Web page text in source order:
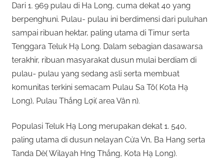
Dari 1. 969 pulau di Ha Long, cuma dekat 40 yang
berpenghuni. Pulau- pulau ini berdimensi dari puluhan
sampai ribuan hektar, paling utama di Timur serta
Tenggara Teluk Hạ Long. Dalam sebagian dasawarsa
terakhir, ribuan masyarakat dusun mulai berdiam di
pulau- pulau yang sedang asli serta membuat
komunitas terkini semacam Pulau Sa Tô( Kota Hạ
Long), Pulau Thắng Lợi( area Vân n).
Populasi Teluk Hạ Long merupakan dekat 1. 540,
paling utama di dusun nelayan Cửa Vn, Ba Hang serta
Tanda Dè( Wilayah Hng Thắng, Kota Hạ Long).